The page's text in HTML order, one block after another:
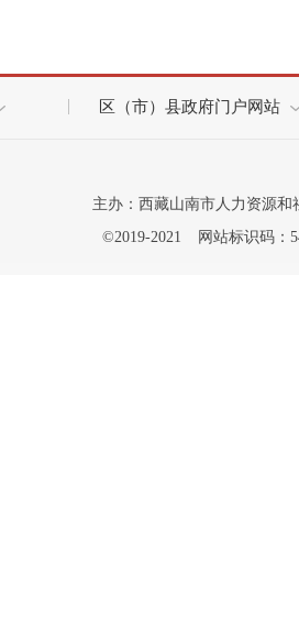
区（市）县政府门户网站
主办：西藏山南市人力资源和
©2019-2021
网站标识码：